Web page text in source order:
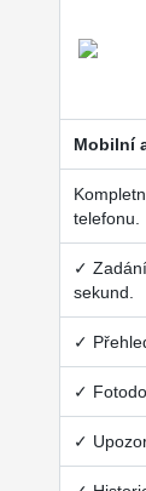
Mobilní
telefonu.
✓
sekund.
✓
✓
✓